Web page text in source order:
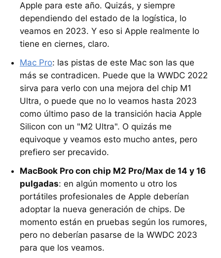
Apple para este año. Quizás, y siempre
dependiendo del estado de la logística, lo
veamos en 2023. Y eso si Apple realmente lo
tiene en ciernes, claro.
Mac Pro: las pistas de este Mac son las que
más se contradicen. Puede que la WWDC 2022
sirva para verlo con una mejora del chip M1
Ultra, o puede que no lo veamos hasta 2023
como último paso de la transición hacia Apple
Silicon con un "M2 Ultra". O quizás me
equivoque y veamos esto mucho antes, pero
prefiero ser precavido.
MacBook Pro con chip M2 Pro/Max de 14 y 16
pulgadas: en algún momento u otro los
portátiles profesionales de Apple deberían
adoptar la nueva generación de chips. De
momento están en pruebas según los rumores,
pero no deberían pasarse de la WWDC 2023
para que los veamos.